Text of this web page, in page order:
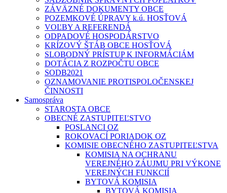
ZÁVÄZNÉ DOKUMENTY OBCE
POZEMKOVÉ ÚPRAVY k.ú. HOSŤOVÁ
VOĽBY A REFERENDÁ
ODPADOVÉ HOSPODÁRSTVO
KRÍZOVÝ ŠTÁB OBCE HOSŤOVÁ
SLOBODNÝ PRÍSTUP K INFORMÁCIÁM
DOTÁCIA Z ROZPOČTU OBCE
SODB2021
OZNAMOVANIE PROTISPOLOČENSKEJ
ČINNOSTI
Samospráva
STAROSTA OBCE
OBECNÉ ZASTUPITEĽSTVO
POSLANCI OZ
ROKOVACÍ PORIADOK OZ
KOMISIE OBECNÉHO ZASTUPITEĽSTVA
KOMISIA NA OCHRANU
VEREJNÉHO ZÁUJMU PRI VÝKONE
VEREJNÝCH FUNKCIÍ
BYTOVÁ KOMISIA
BYTOVÁ KOMISIA